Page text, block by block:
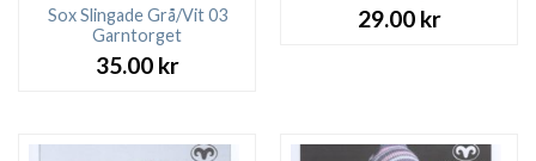
Sox Slingade Grå/Vit 03
Garntorget
35.00 kr
29.00 kr